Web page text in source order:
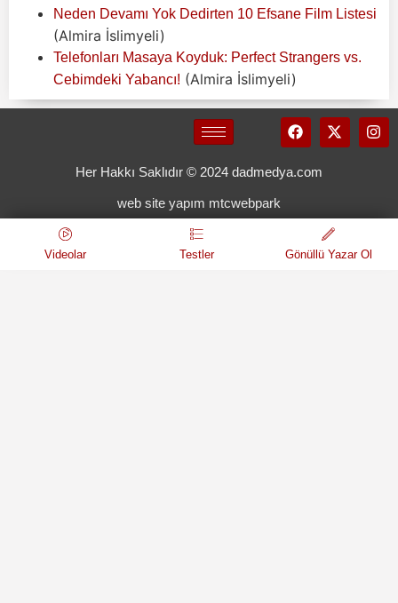
Neden Devamı Yok Dedirten 10 Efsane Film Listesi
(Almira İslimyeli)
Telefonları Masaya Koyduk: Perfect Strangers vs.
Cebimdeki Yabancı! (Almira İslimyeli)
Her Hakkı Saklıdır © 2024 dadmedya.com
web site yapım mtcwebpark
Videolar Testler Gönüllü Yazar Ol